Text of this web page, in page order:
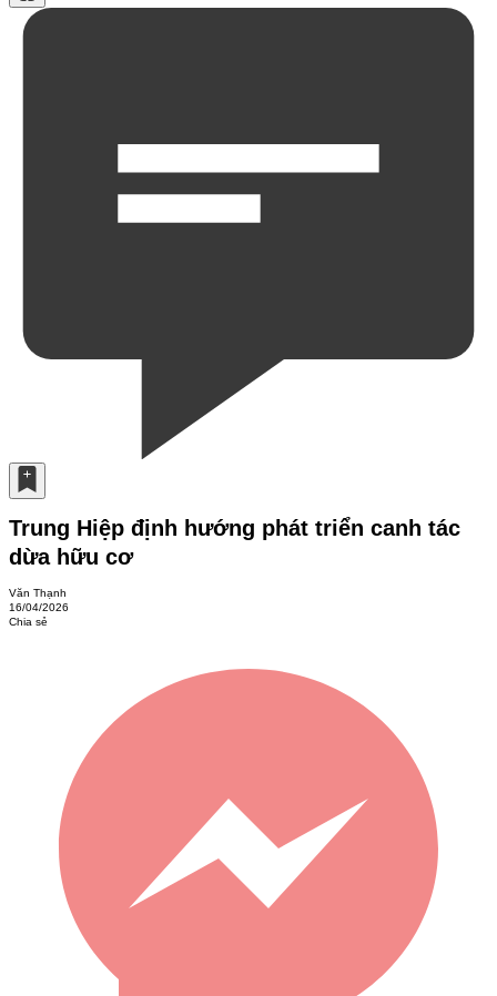
Trung Hiệp định hướng phát triển canh tác
dừa hữu cơ
Văn Thạnh
16/04/2026
Chia sẻ